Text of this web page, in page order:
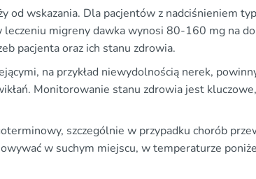
od wskazania. Dla pacjentów z nadciśnieniem
migreny dawka wynosi 80-160 mg na
pacjenta oraz ich stanu zdrowia.
na przykład niewydolnością nerek,
Monitorowanie stanu zdrowia jest
szczególnie w przypadku chorób
w suchym miejscu, w temperaturze